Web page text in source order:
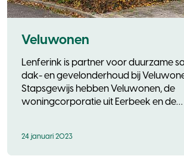
Veluwonen
Lenferink is partner voor duurzame
dak- en gevelonderhoud bij
Stapsgewijs hebben Veluwonen, de
woningcorporatie uit Eerbeek en de
24 januari 2023